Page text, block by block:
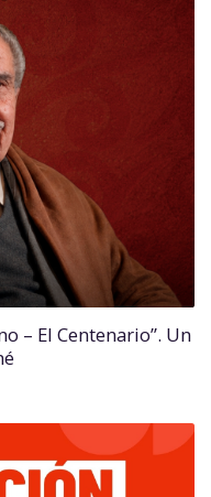
– El Centenario”. Un